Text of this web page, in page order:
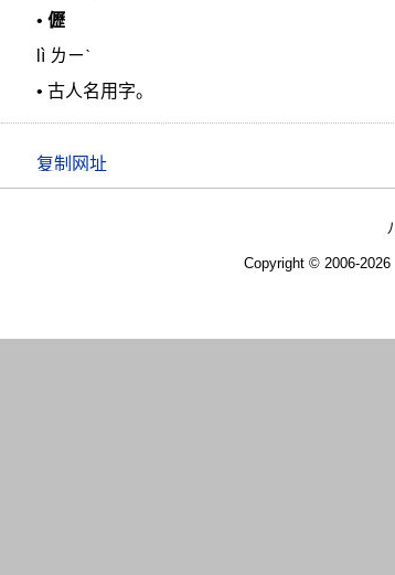
• 儮
lì ㄌㄧˋ
• 古人名用字。
Copyright © 2006-